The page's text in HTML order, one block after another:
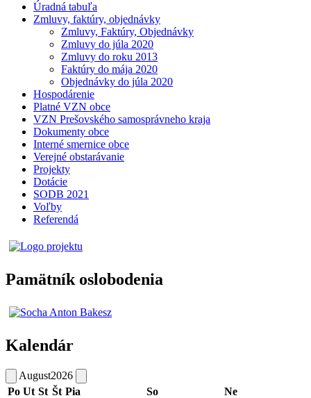
Úradná tabuľa
Zmluvy, faktúry, objednávky
Zmluvy, Faktúry, Objednávky
Zmluvy do júla 2020
Zmluvy do roku 2013
Faktúry do mája 2020
Objednávky do júla 2020
Hospodárenie
Platné VZN obce
VZN Prešovského samosprávneho kraja
Dokumenty obce
Interné smernice obce
Verejné obstarávanie
Projekty
Dotácie
SODB 2021
Voľby
Referendá
Pamätník oslobodenia
Kalendár
August2026
Po Ut St Št Pia So
Ne